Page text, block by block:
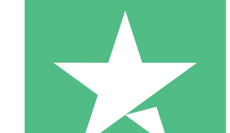
Paquetes de Créditos Individuales
Paga según el uso con créditos de descarga. Sin compromiso
10 00